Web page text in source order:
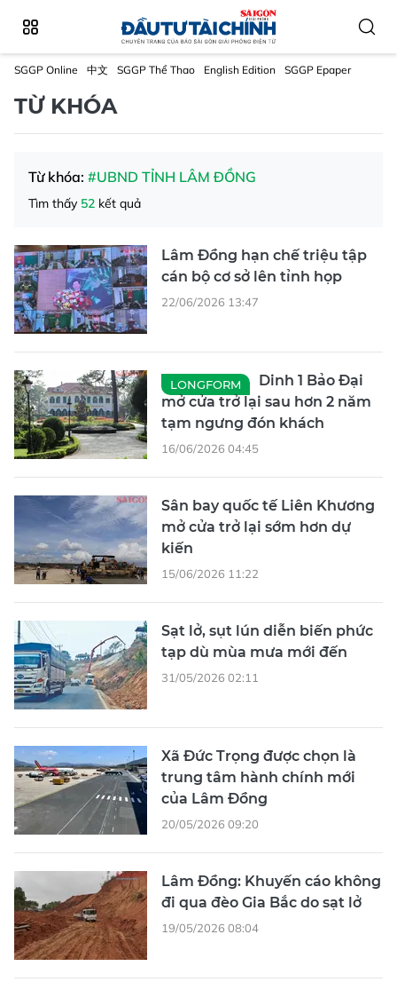
SGGP Online 中文 SGGP Thể Thao English Edition SGGP Epaper
TỪ KHÓA
Từ khóa: #UBND TỈNH LÂM ĐỒNG
Tìm thấy 52 kết quả
Lâm Đồng hạn chế triệu tập
cán bộ cơ sở lên tỉnh họp
22/06/2026 13:47
LONGFORM
Dinh 1 Bảo Đại
mở cửa trở lại sau hơn 2 năm
tạm ngưng đón khách
16/06/2026 04:45
Sân bay quốc tế Liên Khương
mở cửa trở lại sớm hơn dự
kiến
15/06/2026 11:22
Sạt lở, sụt lún diễn biến phức
tạp dù mùa mưa mới đến
31/05/2026 02:11
Xã Đức Trọng được chọn là
trung tâm hành chính mới
của Lâm Đồng
20/05/2026 09:20
Lâm Đồng: Khuyến cáo không
đi qua đèo Gia Bắc do sạt lở
19/05/2026 08:04